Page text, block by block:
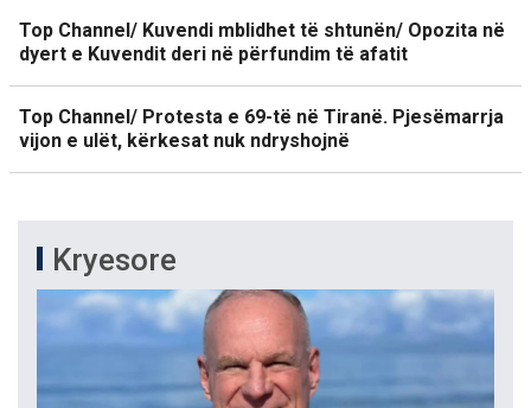
Top Channel/ Kuvendi mblidhet të shtunën/ Opozita në
dyert e Kuvendit deri në përfundim të afatit
Top Channel/ Protesta e 69-të në Tiranë. Pjesëmarrja
vijon e ulët, kërkesat nuk ndryshojnë
Kryesore